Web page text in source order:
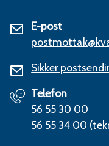
E-post
Sikker
Telefon
56 55 30 00
56 55 34 00